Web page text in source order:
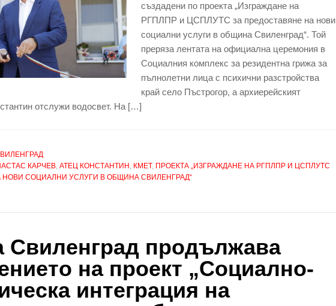
създадени по проекта „Изграждане на
РГПЛПР и ЦСПЛУТС за предоставяне на нови
социални услуги в община Свиленград“. Той
преряза лентата на официална церемония в
Социалния комплекс за резидентна грижа за
пълнолетни лица с психични разстройства
край село Пъстрогор, а архиерейският
отслужи водосвет. На […]
КАРЧЕВ, АТЕЦ КОНСТАНТИН , КМЕТ, ПРОЕКТА „ИЗГРАЖДАНЕ НА РГПЛПР И ЦСПЛУТС
НОВИ СОЦИАЛНИ УСЛУГИ В ОБЩИНА СВИЛЕНГРАД“
продължава
на проект „Социално-
интеграция на